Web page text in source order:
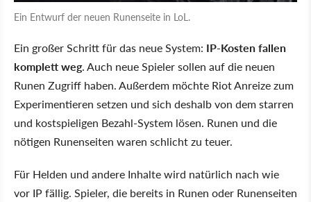
Ein Entwurf der neuen Runenseite in LoL.
Ein großer Schritt für das neue System: IP-Kosten fallen
komplett weg. Auch neue Spieler sollen auf die neuen
Runen Zugriff haben. Außerdem möchte Riot Anreize zum
Experimentieren setzen und sich deshalb von dem starren
und kostspieligen Bezahl-System lösen. Runen und die
nötigen Runenseiten waren schlicht zu teuer.
Für Helden und andere Inhalte wird natürlich nach wie
vor IP fällig. Spieler, die bereits in Runen oder Runenseiten